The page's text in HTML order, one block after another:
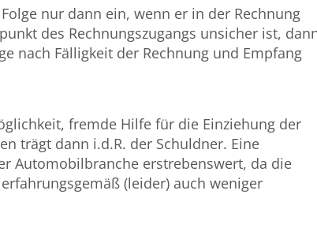
nur dann ein, wenn er in der Rechnung
des Rechnungszugangs unsicher ist,
nach Fälligkeit der Rechnung und Empfang
fremde Hilfe für die Einziehung der
trägt dann i.d.R. der Schuldner. Eine
Automobilbranche erstrebenswert, da die
(leider) auch weniger